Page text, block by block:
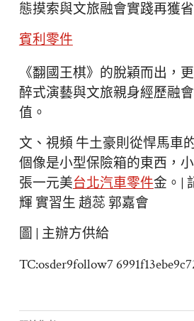
態摸索與文旅融會實踐再獲
賓利零件
《翻國王棋》的脫穎而出，
醉式演藝與文旅親身經歷融
值。
文、視頻 牛土豪則從悍馬車
個像是小型保險箱的東西，
張一元美台北汽車零件金。|
輝 實習生 趙蕊 郭嘉會
圖 | 主辦方供給
TC:osder9follow7